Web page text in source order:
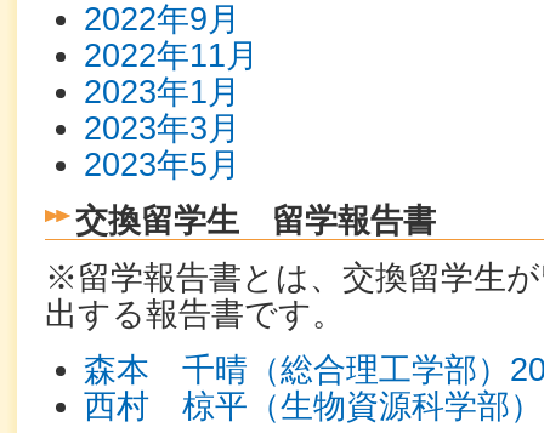
2022年9月
2022年11月
2023年1月
2023年3月
2023年5月
交換留学生 留学報告書
※留学報告書とは、交換留学生
出する報告書です。
森本 千晴（総合理工学部）
西村 椋平（生物資源科学部